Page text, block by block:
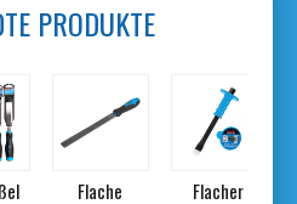
PRODUKTE
Flache
Flacher